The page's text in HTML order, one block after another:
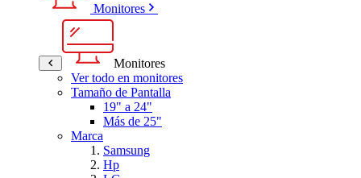
Monitores
Monitores
Ver todo en monitores
Tamaño de Pantalla
19" a 24"
Más de 25"
Marca
Samsung
Hp